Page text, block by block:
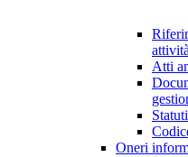
attività
Atti
Oneri